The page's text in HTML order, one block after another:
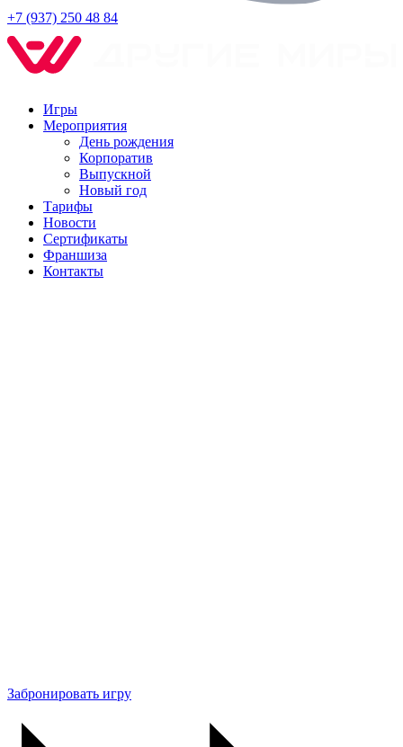
+7 (937) 250 48 84
Игры
Мероприятия
День рождения
Корпоратив
Выпускной
Новый год
Тарифы
Новости
Сертификаты
Франшиза
Контакты
Забронировать игру